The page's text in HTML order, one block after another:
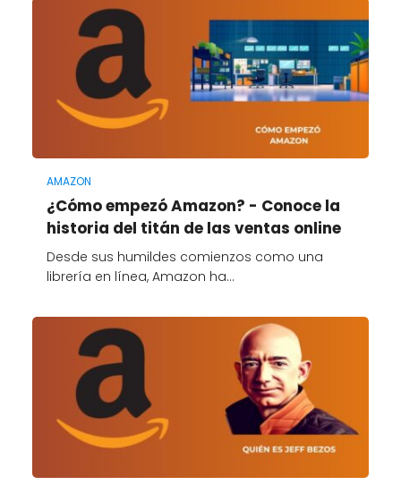
AMAZON
¿Cómo empezó Amazon? - Conoce la
historia del titán de las ventas online
Desde sus humildes comienzos como una
librería en línea, Amazon ha…